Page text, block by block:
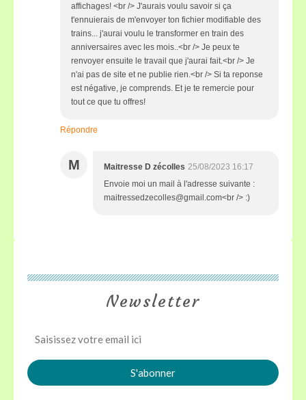
affichages! <br /> J'aurais voulu savoir si ça
t'ennuierais de m'envoyer ton fichier modifiable des
trains... j'aurai voulu le transformer en train des
anniversaires avec les mois..<br /> Je peux te
renvoyer ensuite le travail que j'aurai fait.<br /> Je
n'ai pas de site et ne publie rien.<br /> Si ta reponse
est négative, je comprends. Et je te remercie pour
tout ce que tu offres!
Répondre
M Maitresse D zécolles 25/08/2023 16:17
Envoie moi un mail à l'adresse suivante :
maitressedzecolles@gmail.com<br /> :)
Newsletter